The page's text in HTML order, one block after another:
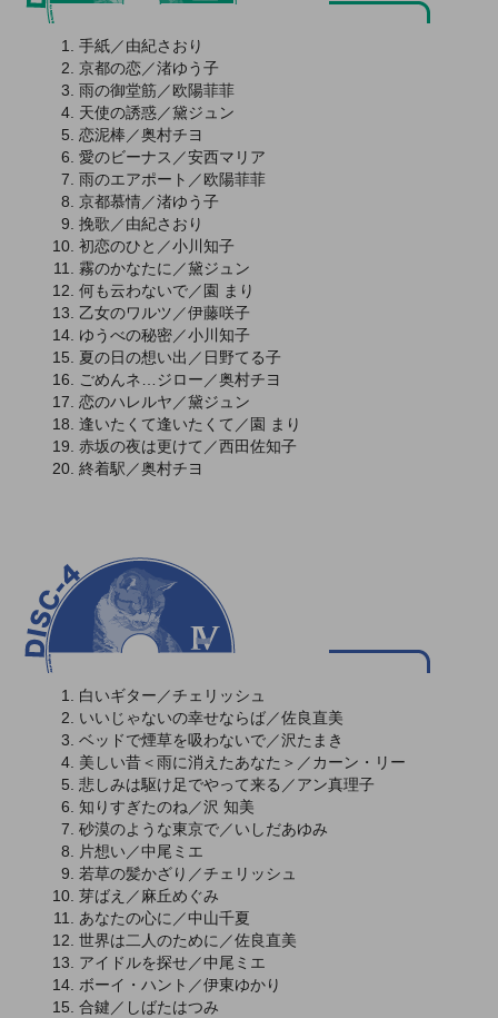
手紙／由紀さおり
京都の恋／渚ゆう子
雨の御堂筋／欧陽菲菲
天使の誘惑／黛ジュン
恋泥棒／奥村チヨ
愛のビーナス／安西マリア
雨のエアポート／欧陽菲菲
京都慕情／渚ゆう子
挽歌／由紀さおり
初恋のひと／小川知子
霧のかなたに／黛ジュン
何も云わないで／園 まり
乙女のワルツ／伊藤咲子
ゆうべの秘密／小川知子
夏の日の想い出／日野てる子
ごめんネ…ジロー／奥村チヨ
恋のハレルヤ／黛ジュン
逢いたくて逢いたくて／園 まり
赤坂の夜は更けて／西田佐知子
終着駅／奥村チヨ
白いギター／チェリッシュ
いいじゃないの幸せならば／佐良直美
ベッドで煙草を吸わないで／沢たまき
美しい昔＜雨に消えたあなた＞／カーン・リー
悲しみは駆け足でやって来る／アン真理子
知りすぎたのね／沢 知美
砂漠のような東京で／いしだあゆみ
片想い／中尾ミエ
若草の髪かざり／チェリッシュ
芽ばえ／麻丘めぐみ
あなたの心に／中山千夏
世界は二人のために／佐良直美
アイドルを探せ／中尾ミエ
ボーイ・ハント／伊東ゆかり
合鍵／しばたはつみ